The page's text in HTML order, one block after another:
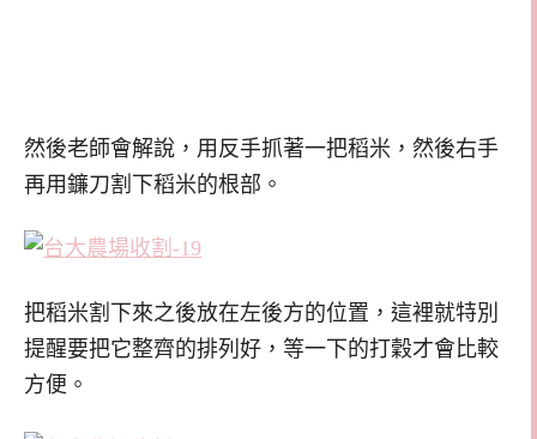
然後老師會解說，用反手抓著一把稻米，然後右手
再用鐮刀割下稻米的根部。
把稻米割下來之後放在左後方的位置，這裡就特別
提醒要把它整齊的排列好，等一下的打穀才會比較
方便。